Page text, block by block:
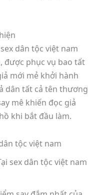
dân tộc việt nam
được phục vụ bao tất
mới mẻ khởi hành
dân tất cả tên thương
mê khiến đọc giả
khi bắt đầu làm.
tộc việt nam